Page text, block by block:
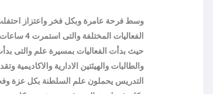
حيث بدأت الفعاليات بمسيرة علم والتى
والطالبات والهيئتين الادارية
التدريس يحملون علم السلطنة بكل عزة